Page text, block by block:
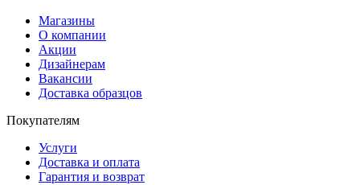
Магазины
О компании
Акции
Дизайнерам
Вакансии
Доставка образцов
Покупателям
Услуги
Доставка и оплата
Гарантия и возврат